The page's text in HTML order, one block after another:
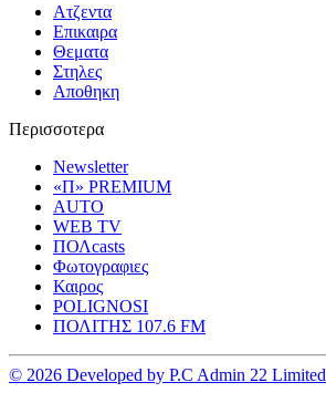
Ατζεντα
Επικαιρα
Θεματα
Στηλες
Αποθηκη
Περισσοτερα
Newsletter
«Π» PREMIUM
AUTO
WEB TV
ΠΟΛcasts
Φωτογραφιες
Καιρος
POLIGNOSI
ΠΟΛΙΤΗΣ 107.6 FM
© 2026 Developed by P.C Admin 22 Limited